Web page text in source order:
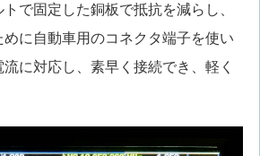
で固定した銅板で抵抗を減らし、
に自動車用のコネクタ端子を使い
に対応し、素早く接続でき、軽く